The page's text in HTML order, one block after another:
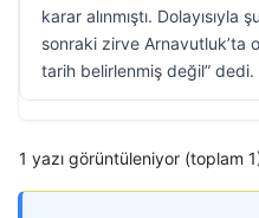
karar alınmıştı. Dolayısıyla
sonraki zirve Arnavutluk’ta
tarih belirlenmiş değil” dedi.
1 yazı görüntüleniyor (toplam